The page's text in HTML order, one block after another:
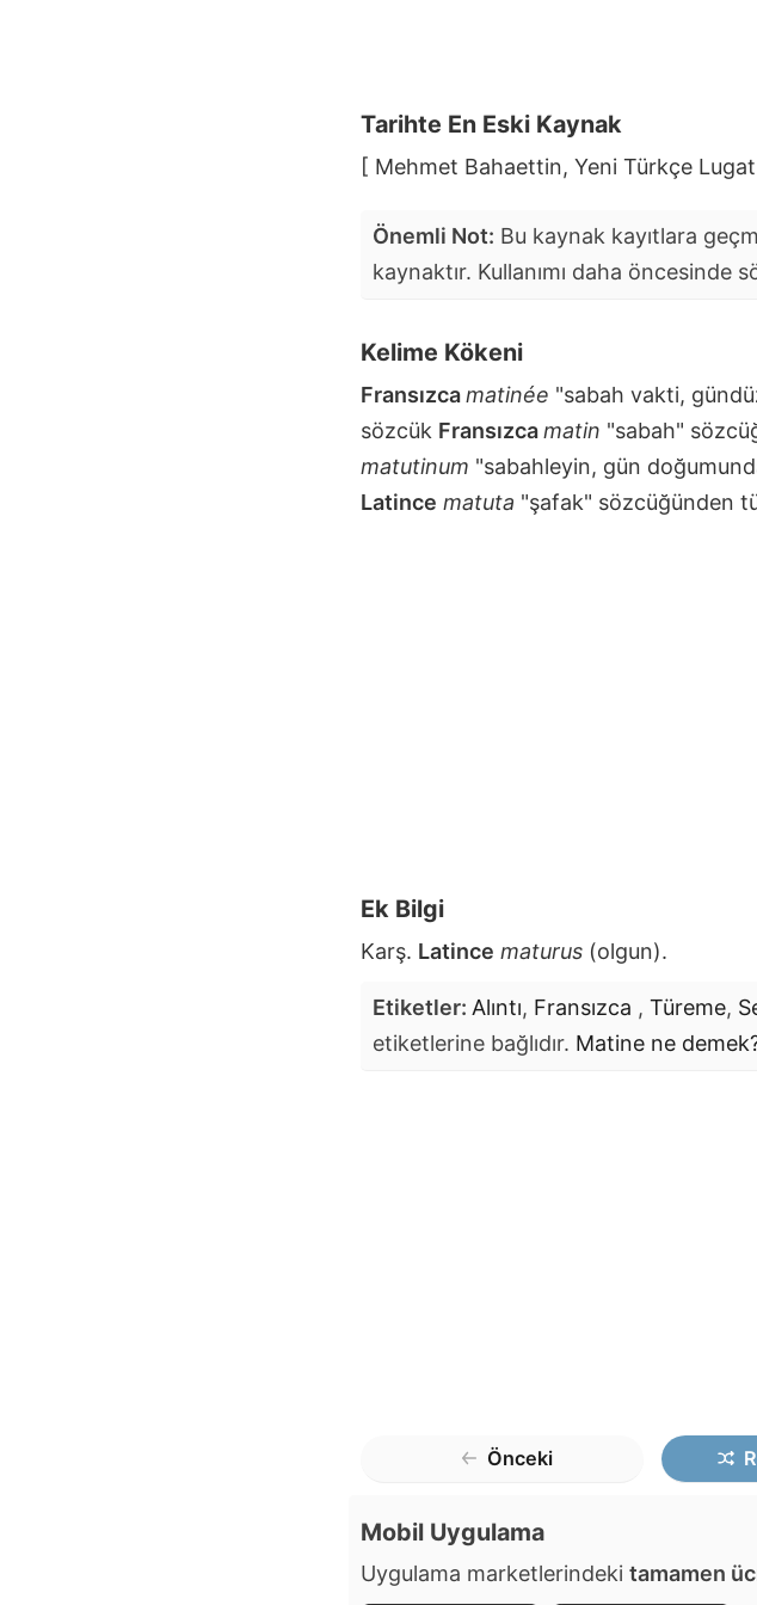
Tarihte En Eski Kaynak
[ Mehmet Bahaettin, Yeni Türkçe
Önemli Not: Bu kaynak kayıtlara
kaynaktır. Kullanımı daha öncesinde
Kelime Kökeni
Fransızcamatinée "sabah vakti,
sözcük Fransızcamatin "sabah"
matutinum "sabahleyin, gün
Latince matuta "şafak" sözcüğünden
Ek Bilgi
Karş. Latince maturus (olgun).
Etiketler: Alıntı, Fransızca , Türeme,
etiketlerine bağlıdır. Matine ne
Önceki
Mobil Uygulama
Uygulama marketlerindeki tamamen